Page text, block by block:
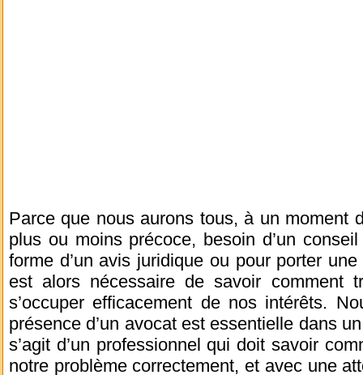
Parce que nous aurons tous, à un moment
plus ou moins précoce, besoin d’un
forme d’un avis juridique ou pour porter
est alors nécessaire de savoir comment
s’occuper efficacement de nos intérêts.
présence d’un avocat est essentielle dans
s’agit d’un professionnel qui doit savoir
notre problème correctement, et avec une